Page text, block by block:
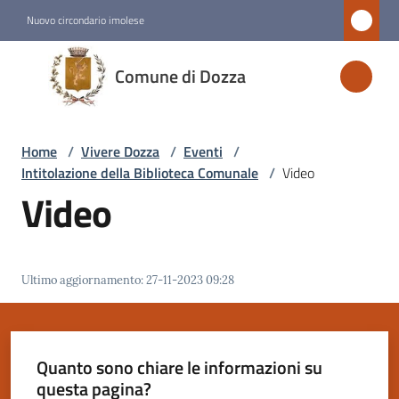
Nuovo circondario imolese
Comune di Dozza
Comune
di
Dozza
Servizi
Vivere
Dozza
Menu selezionato
Home / Vivere Dozza / Eventi /
Intitolazione della Biblioteca Comunale / Video
Video
Ultimo aggiornamento:27-11-2023 09:28
Quanto sono chiare le informazioni su
questa pagina?